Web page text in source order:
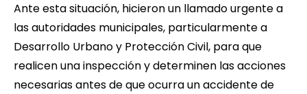
Ante esta situación, hicieron un llamado urgente a
las autoridades municipales, particularmente a
Desarrollo Urbano y Protección Civil, para que
realicen una inspección y determinen las acciones
necesarias antes de que ocurra un accidente de